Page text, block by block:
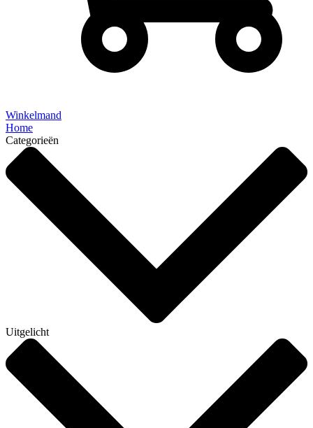
Winkelmand
Home
Categorieën
Uitgelicht